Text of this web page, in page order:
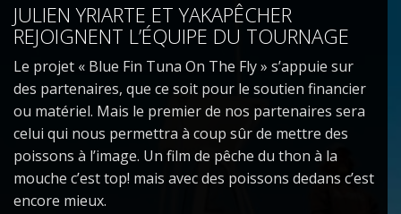
JULIEN YRIARTE ET YAKAPÊCHER
REJOIGNENT L’ÉQUIPE DU TOURNAGE
Le projet « Blue Fin Tuna On The Fly » s’appuie sur
des partenaires, que ce soit pour le soutien financier
ou matériel. Mais le premier de nos partenaires sera
celui qui nous permettra à coup sûr de mettre des
poissons à l’image. Un film de pêche du thon à la
mouche c’est top! mais avec des poissons dedans c’est
encore mieux.
#23 (NO TITLE)
CONTACT